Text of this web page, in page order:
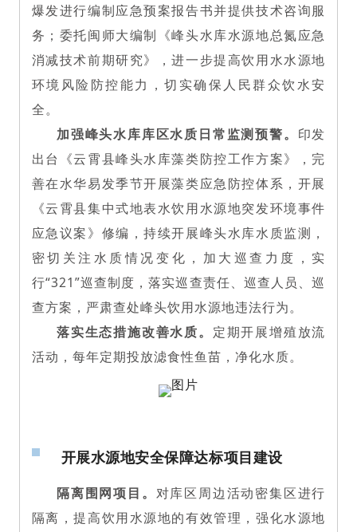
爆发进行编制应急预案报告书并提供技术咨询服
务；委托闽师大编制《峰头水库水源地总氮应急
消减技术前期研究》，进一步提高饮用水水源地
环境风险防控能力，切实确保人民群众饮水安
全。
加强峰头水库库区水质日常监测预警。 印发
出台《云霄县峰头水库藻类防控工作方案》，完
善在水华易发季节开展藻类应急防控体系，开展
《云霄县集中式地表水饮用水源地突发环境事件
应急议案》修编，持续开展峰头水库水质监测，
密切关注水质情况变化，加大巡查力度，实
行“321”巡查制度，落实巡查责任、巡查人员、巡
查方案，严肃查处峰头饮用水源地违法行为。
落实生态措施改善水质。 定期开展增殖放流
活动，每年定期投放滤食性鱼苗，净化水质。
开展水源地安全保障达标项目建设
隔离围网项目。 对库区周边活动密集区进行
隔离，提高饮用水源地的有效管理，强化水源地